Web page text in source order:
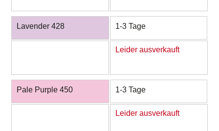
Lavender 428 1-3 Tage
Leider ausverkauft
Pale Purple 450 1-3 Tage
Leider ausverkauft